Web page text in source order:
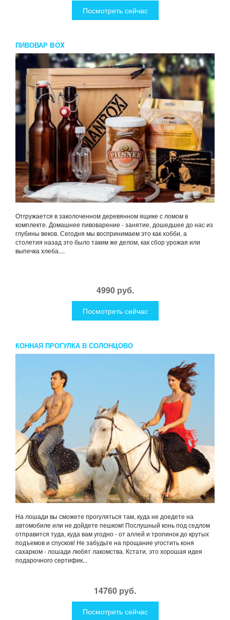
Посмотреть сейчас
ПИВОВАР BOX
Отгружается в заколоченном деревянном ящике с ломом в
комплекте. Домашнее пивоварение - занятие, дошедшее до нас из
глубины веков. Сегодня мы воспринимаем это как хобби, а
столетия назад это было таким же делом, как сбор урожая или
выпечка хлеба....
4990 руб.
Посмотреть сейчас
КОННАЯ ПРОГУЛКА В СОЛОНЦОВО
На лошади вы сможете прогуляться там, куда не доедете на
автомобиле или не дойдете пешком! Послушный конь под седлом
отправится туда, куда вам угодно - от аллей и тропинок до крутых
подъемов и спусков! Не забудьте на прощание угостить коня
сахарком - лошади любят лакомства. Кстати, это хорошая идея
подарочного сертифик...
14760 руб.
Посмотреть сейчас